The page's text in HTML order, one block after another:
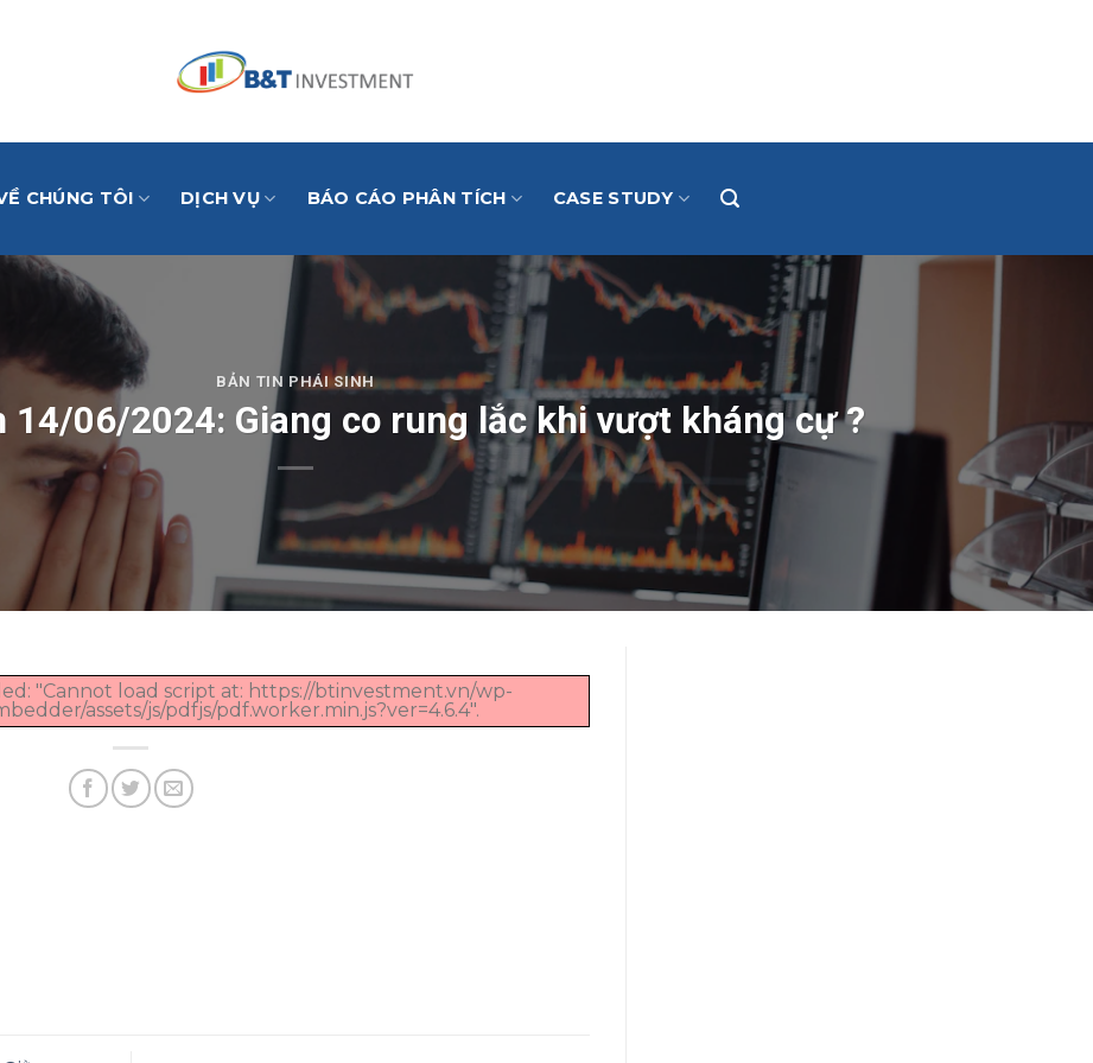
CHÚNG TÔI DỊCH VỤ BÁO CÁO PHÂN TÍCH CASE STUDY
BẢN TIN PHÁI SINH
14/06/2024: Giang co rung lắc khi vượt kháng cự ?
"Cannot load script at: https://btinvestment.vn/wp-
assets/js/pdfjs/pdf.worker.min.js?ver=4.6.4".